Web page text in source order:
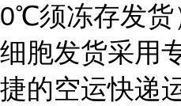
0℃须冻存发货
细胞发货采用
捷的空运快递